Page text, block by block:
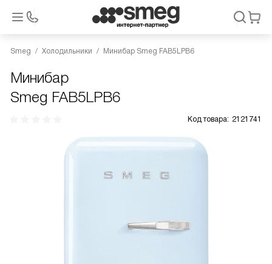
Smeg Холодильники Минибар Smeg FAB5LPB6
Минибар
Smeg FAB5LPB6
Код товара: 2121741